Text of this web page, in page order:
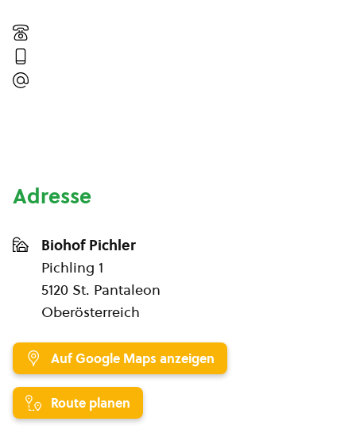
Adresse
Biohof Pichler
Pichling 1
5120 St. Pantaleon
Oberösterreich
Auf Google Maps anzeigen
Route planen